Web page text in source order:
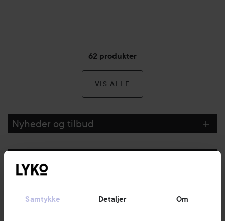
Samtykke Detaljer Om
62 produkter
VIS ALLE
Nyheder og tilbud
Kundeservice